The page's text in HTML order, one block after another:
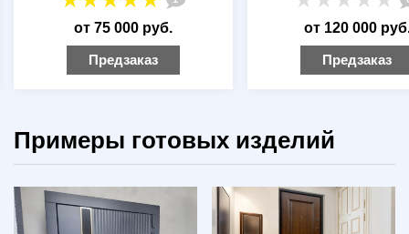
от 75 000 руб.
Предзаказ
отделкой панелями
от 120 000
Предзаказ
Примеры готовых изделий